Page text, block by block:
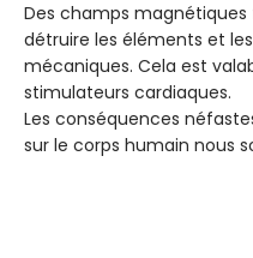
Des champs
détruire les éléments et
mécaniques. Cela est
stimulateurs cardiaques.
Les conséquences
sur le corps humain nous